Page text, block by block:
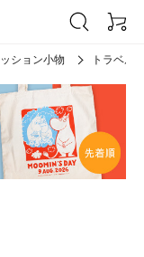
ション小物 トラベル